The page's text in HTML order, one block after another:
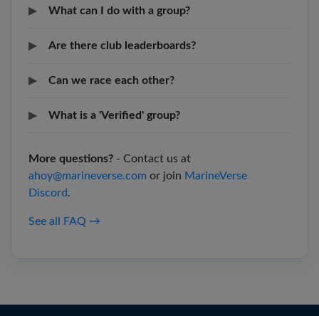
▶ What can I do with a group?
▶ Are there club leaderboards?
▶ Can we race each other?
▶ What is a 'Verified' group?
More questions? - Contact us at
ahoy@marineverse.com or join MarineVerse
Discord.
See all FAQ →